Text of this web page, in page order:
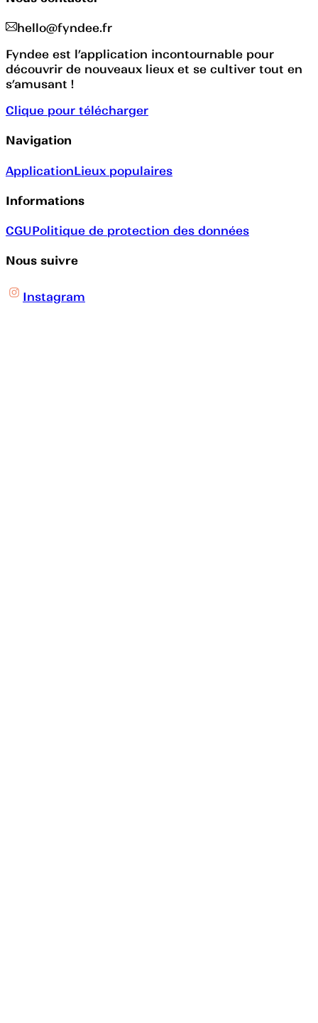
hello@fyndee.fr
Fyndee est l’application incontournable pour
découvrir de nouveaux lieux et se cultiver tout en
s’amusant !
Clique pour télécharger
Navigation
ApplicationLieux populaires
Informations
CGUPolitique de protection des données
Nous suivre
Instagram